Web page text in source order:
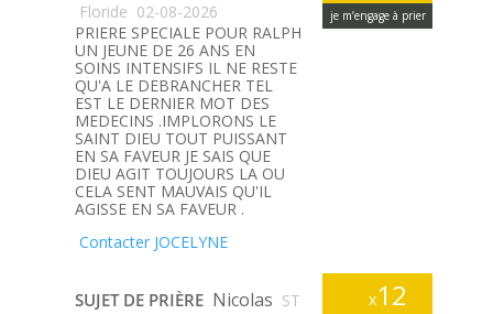
je m’engage à prier
Floride 02-08-2026
PRIERE SPECIALE POUR RALPH
UN JEUNE DE 26 ANS EN
SOINS INTENSIFS IL NE RESTE
QU'A LE DEBRANCHER TEL
EST LE DERNIER MOT DES
MEDECINS .IMPLORONS LE
SAINT DIEU TOUT PUISSANT
EN SA FAVEUR JE SAIS QUE
DIEU AGIT TOUJOURS LA OU
CELA SENT MAUVAIS QU'IL
AGISSE EN SA FAVEUR .
Contacter JOCELYNE
x12
SUJET DE PRIÈRE Nicolas ST